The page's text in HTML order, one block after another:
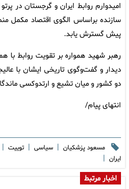
امیدوارم روابط ایران و گرجستان در
سازنده براساس الگوی اقتصاد مکمل
پیش گسترش یابد.
رهبر شهید همواره بر تقویت روابط با
دیدار و گفت‌وگوی تاریخی ایشان با
دو کشور و میان تشیع و ارتدوکسی
انتهای پیام/
مسعود پزشکیان | سیاسی | توییت |
ایران |
اخبار مرتبط